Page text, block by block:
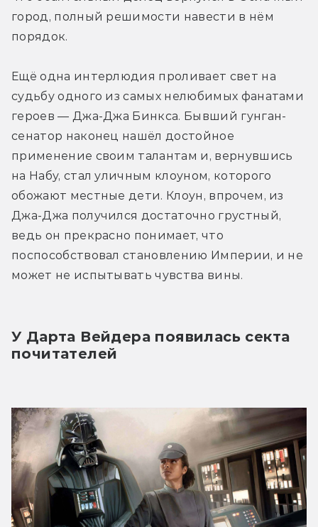
город, полный решимости навести в нём
порядок.
Ещё одна интерлюдия проливает свет на
судьбу одного из самых нелюбимых фанатами
героев — Джа-Джа Бинкса. Бывший гунган-
сенатор наконец нашёл достойное
применение своим талантам и, вернувшись
на Набу, стал уличным клоуном, которого
обожают местные дети. Клоун, впрочем, из
Джа-Джа получился достаточно грустный,
ведь он прекрасно понимает, что
поспособствовал становлению Империи, и не
может не испытывать чувства вины.
У Дарта Вейдера появилась секта
почитателей